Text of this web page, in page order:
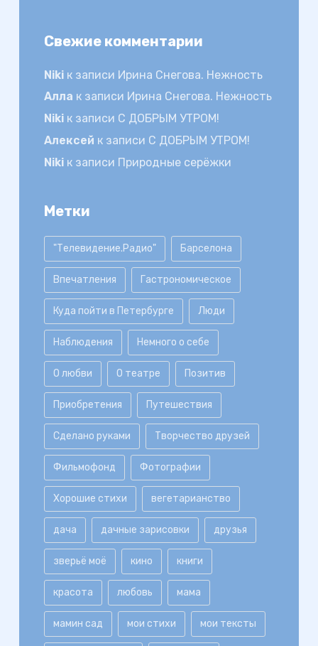
Свежие комментарии
Nikiк записи Ирина Снегова. Нежность
Алла к записи Ирина Снегова. Нежность
Nikiк записи С ДОБРЫМ УТРОМ!
Алексей к записи С ДОБРЫМ УТРОМ!
Nikiк записи Природные серёжки
Метки
"Телевидение.Радио" Барселона
Впечатления Гастрономическое
Куда пойти в Петербурге Люди
Наблюдения Немного о себе
О любви О театре Позитив
Приобретения Путешествия
Сделано руками Творчество друзей
Фильмофонд Фотографии
Хорошие стихи вегетарианство
дача дачные зарисовки друзья
зверьё моё кино книги
красота любовь мама
мамин сад мои стихи мои тексты